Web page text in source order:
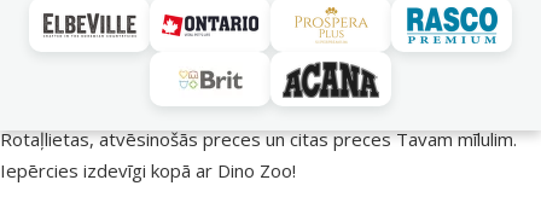
Vasara turpinās – atlaides katrai gaumei!
Rotaļlietas, atvēsinošās preces un citas preces Tavam mīlulim.
Iepērcies izdevīgi kopā ar Dino Zoo!